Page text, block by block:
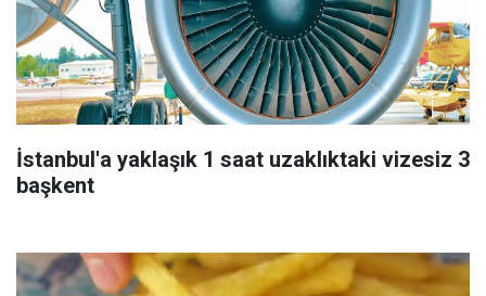
İstanbul'a yaklaşık 1 saat uzaklıktaki vizesiz 3
başkent